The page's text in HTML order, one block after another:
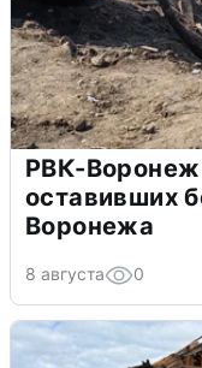
РВК-Воронеж
оставивших
Воронежа
8 августа 0